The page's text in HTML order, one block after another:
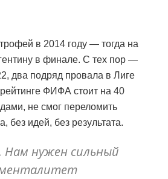
в 2014 году — тогда на
в финале. С тех пор —
два подряд провала в Лиге
ФИФА стоит на 40
не смог переломить
идей, без результата.
Нам нужен сильный
менталитет